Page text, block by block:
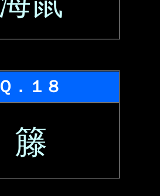
Ｑ．１８
籐